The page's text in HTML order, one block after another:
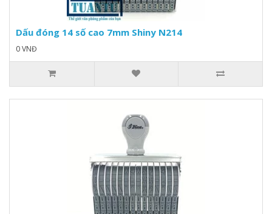
Dấu đóng 14 số cao 7mm Shiny N214
0 VNĐ